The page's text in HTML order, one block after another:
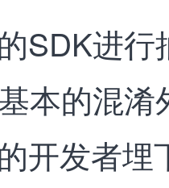
SDK进
本的混
开发者埋